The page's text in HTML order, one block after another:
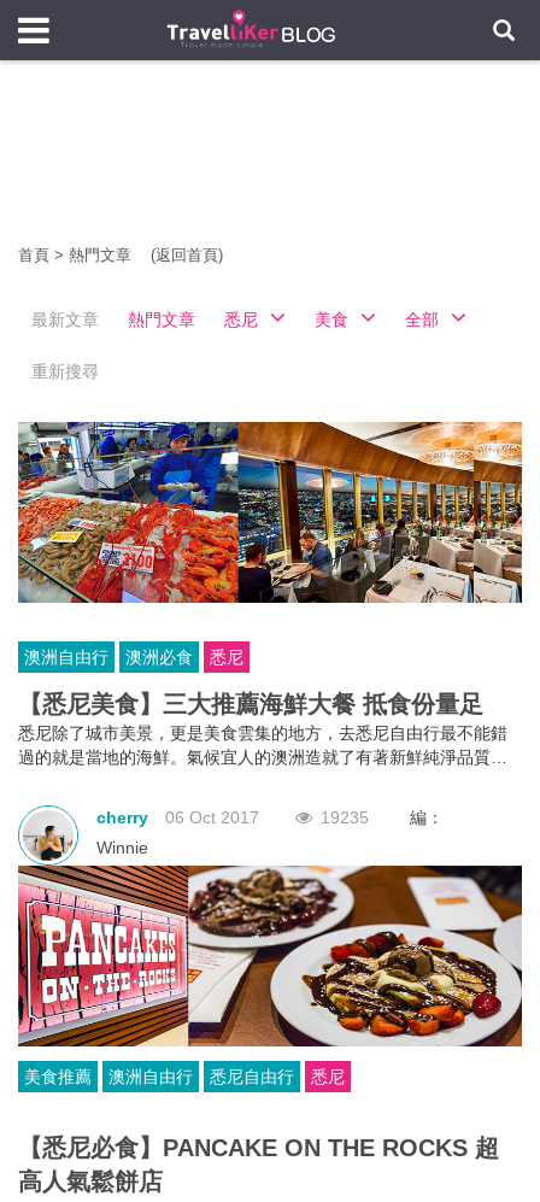
首頁 > 熱門文章 (返回首頁)
最新文章 熱門文章 悉尼 美食 全部
重新搜尋
澳洲自由行 澳洲必食 悉尼
【悉尼美食】三大推薦海鮮大餐 抵食份量足
悉尼除了城市美景，更是美食雲集的地方，去悉尼自由行最不能錯
過的就是當地的海鮮。氣候宜人的澳洲造就了有著新鮮純淨品質的
尼魚市場(Fish market)、情人港(Daring Harbour)、悉尼塔(Sydney
Tower)，去悉尼自由行一定要去試一下。
cherry 06 Oct 2017 19235
編：
Winnie
美食推薦 澳洲自由行 悉尼自由行 悉尼
【悉尼必食】PANCAKE ON THE ROCKS 超
高人氣鬆餅店